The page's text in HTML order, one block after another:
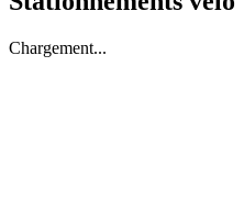
Chargement...